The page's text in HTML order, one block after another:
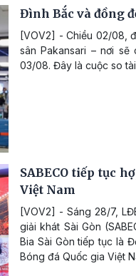
Đình Bắc và đồng
[VOV2] - Chiều 02/08,
sân Pakansari – nơi
03/08. Đây là cuộc so
SABECO tiếp tục
Việt Nam
[VOV2] - Sáng 28/7,
giải khát Sài Gòn
Bia Sài Gòn tiếp tục là
Bóng đá Quốc gia Việt